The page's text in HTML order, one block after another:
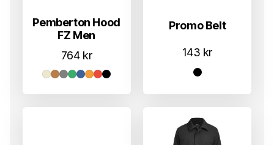
Pemberton Hood
FZ Men
764 kr
Promo Belt
143 kr